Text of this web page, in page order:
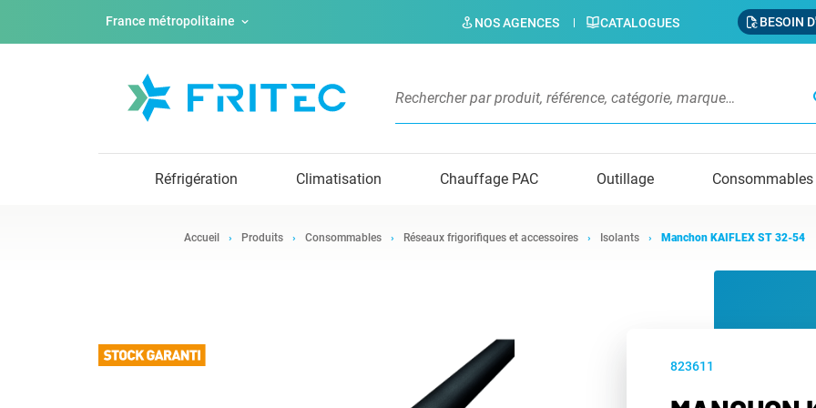
France métropolitaine NOS AGENCES CATALOGUES BESOIN
Réfrigération Climatisation Chauffage PAC Outillage Consommables
Accueil Produits Consommables Réseaux frigorifiques et accessoires Isolants Manchon KAIFLEX ST 32-54
823611